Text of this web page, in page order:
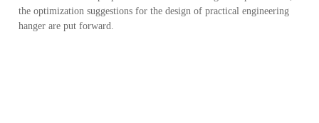
the optimization suggestions for the design of practical engineering
hanger are put forward.